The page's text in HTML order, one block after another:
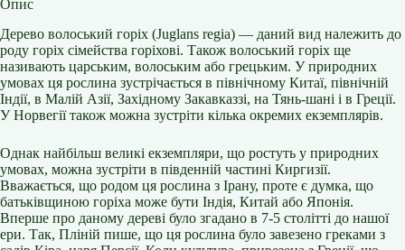
Опис
Дерево волоський горіх (Juglans regia) — даний вид належить до
роду горіх сімейства горіхові. Також волоський горіх ще
називають царським, волоським або грецьким. У природних
умовах ця рослина зустрічається в північному Китаї, північній
Індії, в Малій Азії, Західному Закавказзі, на Тянь-шані і в Греції.
У Норвегії також можна зустріти кілька окремих екземплярів.
Однак найбільш великі екземпляри, що ростуть у природних
умовах, можна зустріти в південній частині Киргизії.
Вважається, що родом ця рослина з Ірану, проте є думка, що
батьківщиною горіха може бути Індія, Китай або Японія.
Вперше про даному дереві було згадано в 7-5 столітті до нашої
ери. Так, Пліній пише, що ця рослина було завезено греками з